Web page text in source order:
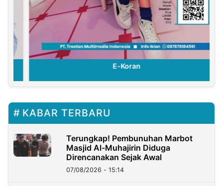
E-Koran
KABAR TERBARU
Terungkap! Pembunuhan Marbot
Masjid Al-Muhajirin Diduga
Direncanakan Sejak Awal
07/08/2026 - 15:14